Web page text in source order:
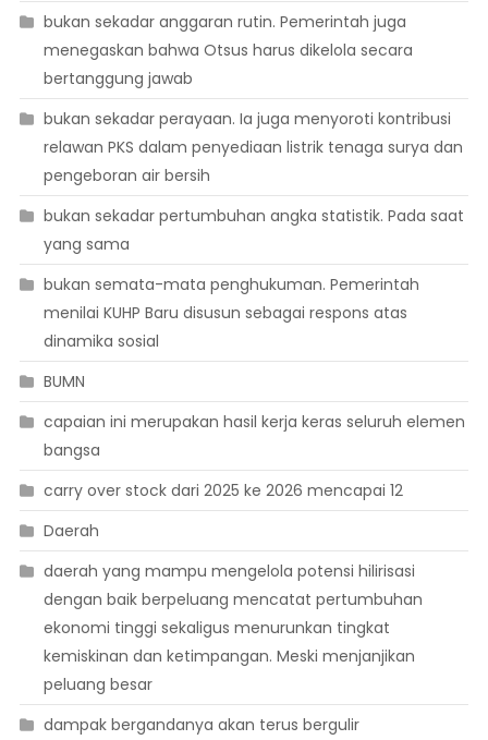
bukan sekadar anggaran rutin. Pemerintah juga
menegaskan bahwa Otsus harus dikelola secara
bertanggung jawab
bukan sekadar perayaan. Ia juga menyoroti kontribusi
relawan PKS dalam penyediaan listrik tenaga surya dan
pengeboran air bersih
bukan sekadar pertumbuhan angka statistik. Pada saat
yang sama
bukan semata-mata penghukuman. Pemerintah
menilai KUHP Baru disusun sebagai respons atas
dinamika sosial
BUMN
capaian ini merupakan hasil kerja keras seluruh elemen
bangsa
carry over stock dari 2025 ke 2026 mencapai 12
Daerah
daerah yang mampu mengelola potensi hilirisasi
dengan baik berpeluang mencatat pertumbuhan
ekonomi tinggi sekaligus menurunkan tingkat
kemiskinan dan ketimpangan. Meski menjanjikan
peluang besar
dampak bergandanya akan terus bergulir